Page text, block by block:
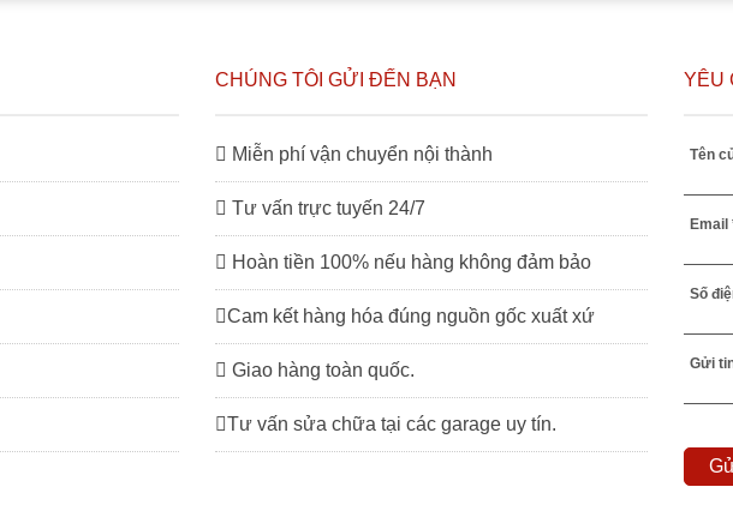
CHÚNG TÔI GỬI ĐẾN BẠN
Miễn phí vận chuyển nội thành
Tư vấn trực tuyến 24/7
Hoàn tiền 100% nếu hàng không đảm bảo
Cam kết hàng hóa đúng nguồn gốc xuất xứ
Giao hàng toàn quốc.
Tư vấn sửa chữa tại các garage uy tín.
YÊU
Tên
Email
Số
Gửi